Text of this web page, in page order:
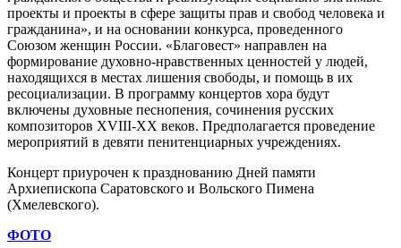
проекты и проекты в сфере защиты прав и свобод человека и
гражданина», и на основании конкурса, проведенного
Союзом женщин России. «Благовест» направлен на
формирование духовно-нравственных ценностей у людей,
находящихся в местах лишения свободы, и помощь в их
ресоциализации. В программу концертов хора будут
включены духовные песнопения, сочинения русских
композиторов XVIII-XX веков. Предполагается проведение
мероприятий в девяти пенитенциарных учреждениях.
Концерт приурочен к празднованию Дней памяти
Архиепископа Саратовского и Вольского Пимена
(Хмелевского).
ФОТО